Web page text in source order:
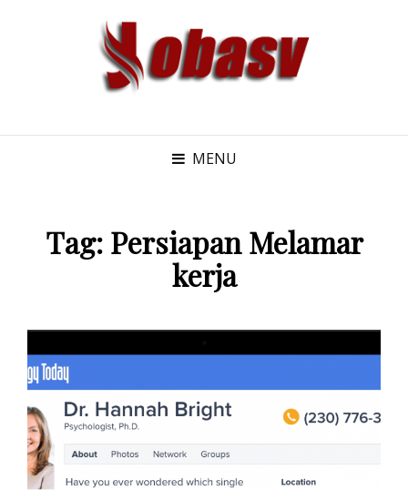
MENU
Tag: Persiapan Melamar
kerja